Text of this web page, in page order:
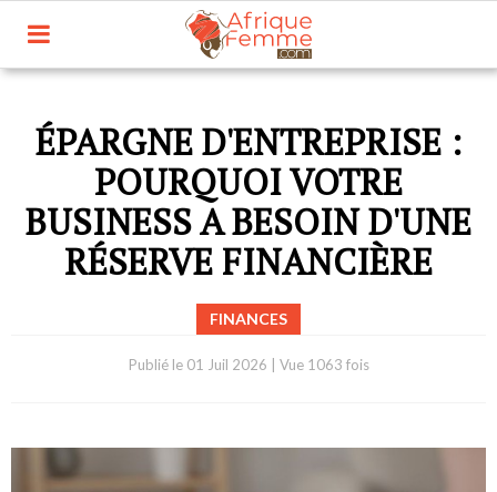
ÉPARGNE D'ENTREPRISE :
POURQUOI VOTRE
BUSINESS A BESOIN D'UNE
RÉSERVE FINANCIÈRE
FINANCES
Publié le 01 Juil 2026 Vue 1063 fois